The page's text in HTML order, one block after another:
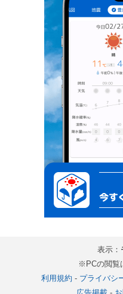
表示：
※PCの閲覧
利用規約 - プライバシ